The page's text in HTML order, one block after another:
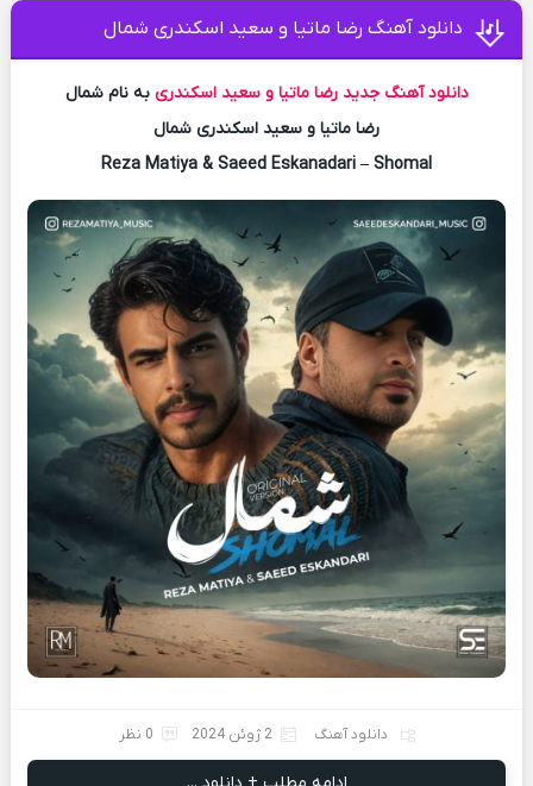
دانلود آهنگ رضا ماتیا و سعید اسکندری شمال
دانلود آهنگ جدید رضا ماتیا و سعید اسکندری به نام شمال
رضا ماتیا و سعید اسکندری شمال
Reza Matiya & Saeed Eskanadari – Shomal
دانلود آهنگ 2 ژوئن 2024 0 نظر